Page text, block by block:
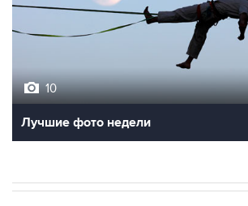
Лучшие фото недели